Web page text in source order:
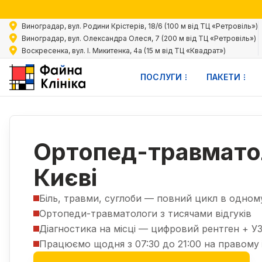
Виноградар, вул. Родини Крістерів, 18/6 (100 м від ТЦ «Ретровіль»)
Виноградар, вул. Олександра Олеся, 7 (200 м від ТЦ «Ретровіль»)
Воскресенка, вул. І. Микитенка, 4а (15 м від ТЦ «Квадрат»)
ПОСЛУГИ ПАКЕТИ
Ортопед-
Києві
Біль, травми, суглоби — повний цикл в одному
Ортопеди-травматологи з тисячами відгуків
Діагностика на місці — цифровий рентген +
Працюємо щодня з 07:30 до 21:00 на правому і